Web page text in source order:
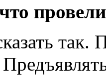
так.